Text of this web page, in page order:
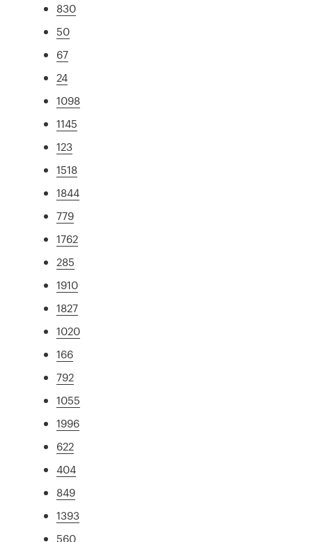
830
50
67
24
1098
1145
123
1518
1844
779
1762
285
1910
1827
1020
166
792
1055
1996
622
404
849
1393
560